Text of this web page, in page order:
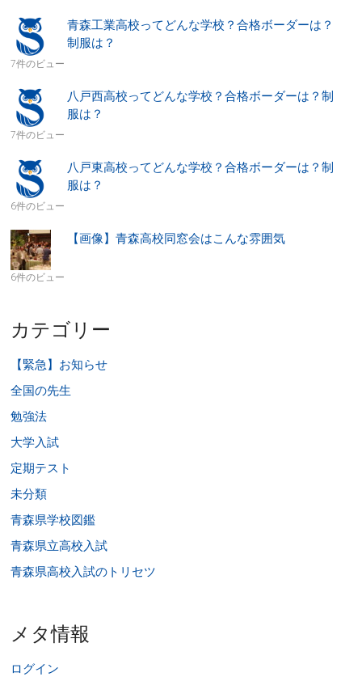
青森工業高校ってどんな学校？合格ボーダーは？
制服は？
7件のビュー
八戸西高校ってどんな学校？合格ボーダーは？制
服は？
7件のビュー
八戸東高校ってどんな学校？合格ボーダーは？制
服は？
6件のビュー
【画像】青森高校同窓会はこんな雰囲気
6件のビュー
カテゴリー
【緊急】お知らせ
全国の先生
勉強法
大学入試
定期テスト
未分類
青森県学校図鑑
青森県立高校入試
青森県高校入試のトリセツ
メタ情報
ログイン